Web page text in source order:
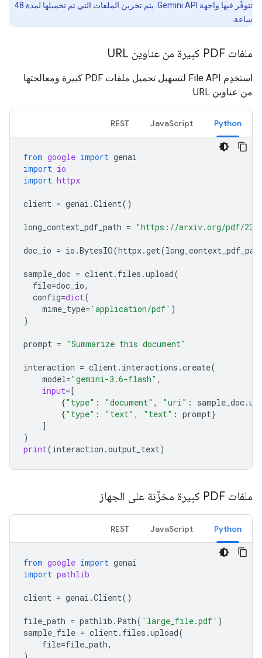
تتوفّر فيها واجهة Gemini API. يتم تخزين الملفات التي تم تحميلها لمدة 48
ساعة.
ملفات PDF كبيرة من عناوين URL
استخدِم File API لتسهيل تحميل ملفات PDF كبيرة ومعالجتها
من عناوين URL:
Python
JavaScript
REST
from google import genai
import io
import httpx
client = genai .Client()
long_context_pdf_path = "https://arxiv.org/pdf/
doc_io = io .BytesIO(httpx.get(
sample_doc = client. files .upload(
file=doc_io,
config=dict(
mime_type= 'application/pdf' )
)
prompt = "Summarize this document"
interaction = client. interactions .create(
model="gemini-3.6-flash" ,
input=[
{"type" : "document" , "uri" : sample_doc.
{"type" : "text" , "text" : prompt}
]
)
print(interaction .output_text)
ملفات PDF كبيرة مخزَّنة على الجهاز
Python
JavaScript
REST
from google import genai
import pathlib
client = genai .Client()
file_path = pathlib . Path( 'large_file.pdf' )
sample_file = client. files .upload(
file=file_path,